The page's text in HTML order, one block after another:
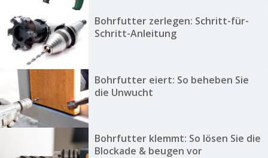
Bohrfutter zerlegen: Schritt-für-
Schritt-Anleitung
Bohrfutter eiert: So beheben Sie
die Unwucht
Bohrfutter klemmt: So lösen Sie die
Blockade & beugen vor